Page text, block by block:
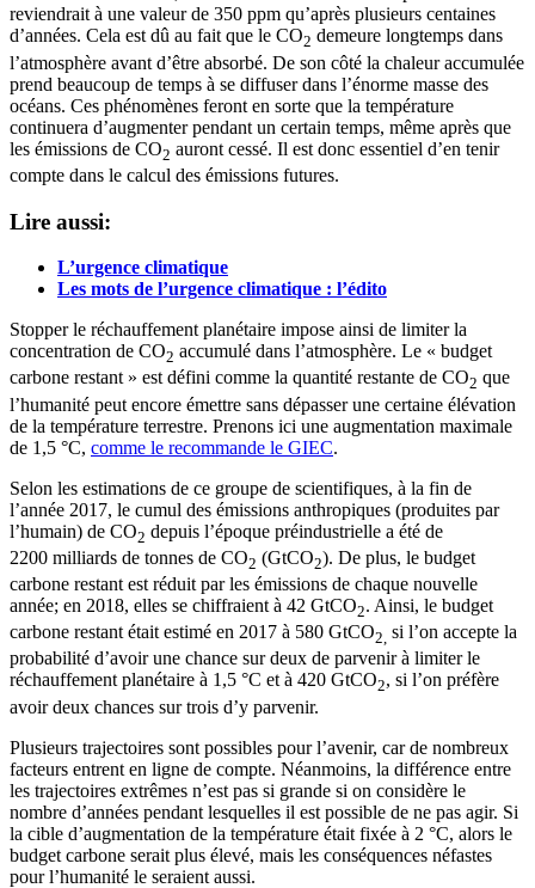
reviendrait à une valeur de 350 ppm qu’après plusieurs centaines
d’années. Cela est dû au fait que le CO2 demeure longtemps dans
l’atmosphère avant d’être absorbé. De son côté la chaleur accumulée
prend beaucoup de temps à se diffuser dans l’énorme masse des
océans. Ces phénomènes feront en sorte que la température
continuera d’augmenter pendant un certain temps, même après que
les émissions de CO2 auront cessé. Il est donc essentiel d’en tenir
compte dans le calcul des émissions futures.
Lire aussi:
L’urgence climatique
Les mots de l’urgence climatique : l’édito
Stopper le réchauffement planétaire impose ainsi de limiter la
concentration de CO2 accumulé dans l’atmosphère. Le « budget
carbone restant » est défini comme la quantité restante de CO2 que
l’humanité peut encore émettre sans dépasser une certaine élévation
de la température terrestre. Prenons ici une augmentation maximale
de 1,5 °C, comme le recommande le GIEC.
Selon les estimations de ce groupe de scientifiques, à la fin de
l’année 2017, le cumul des émissions anthropiques (produites par
l’humain) de CO2 depuis l’époque préindustrielle a été de
2200 milliards de tonnes de CO2 (GtCO2). De plus, le budget
carbone restant est réduit par les émissions de chaque nouvelle
année; en 2018, elles se chiffraient à 42 GtCO2. Ainsi, le budget
carbone restant était estimé en 2017 à 580 GtCO2, si l’on accepte la
probabilité d’avoir une chance sur deux de parvenir à limiter le
réchauffement planétaire à 1,5 °C et à 420 GtCO2, si l’on préfère
avoir deux chances sur trois d’y parvenir.
Plusieurs trajectoires sont possibles pour l’avenir, car de nombreux
facteurs entrent en ligne de compte. Néanmoins, la différence entre
les trajectoires extrêmes n’est pas si grande si on considère le
nombre d’années pendant lesquelles il est possible de ne pas agir. Si
la cible d’augmentation de la température était fixée à 2 °C, alors le
budget carbone serait plus élevé, mais les conséquences néfastes
pour l’humanité le seraient aussi.